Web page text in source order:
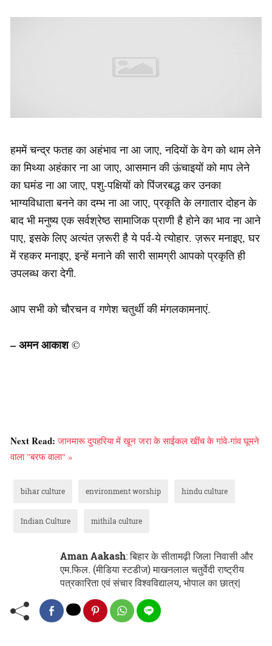
हममें चन्द्र फतह का अहंभाव ना आ जाए, नदियों के वेग को थाम लेने
का मिथ्या अहंकार ना आ जाए, आसमान की ऊंचाइयों को माप लेने
का घमंड ना आ जाए, पशु-पक्षियों को पिंजरबद्ध कर उनका
भाग्यविधाता बनने का दम्भ ना आ जाए, प्रकृति के लगातार दोहन के
बाद भी मनुष्य एक सर्वश्रेष्ठ सामाजिक प्राणी है होने का भाव ना आने
पाए, इसके लिए अत्यंत ज़रूरी है ये पर्व-ये त्योहार. ज़रूर मनाइए, घर
में रहकर मनाइए, इन्हें मनाने की सारी सामग्री आपको प्रकृति ही
उपलब्ध करा देगी.
आप सभी को चौरचन व गणेश चतुर्थी की मंगलकामनाएं.
– अमन आकाश©
Next Read:जानमारू दुपहरिया में खून जरा के साईकल खींच के गांवे-गांव घूमने
वाला "बरफ वाला" »
bihar culture environment worship hindu culture
Indian Culture mithila culture
Aman Aakash: बिहार के सीतामढ़ी जिला निवासी और
एम.फिल. (मीडिया स्टडीज) माखनलाल चतुर्वेदी राष्ट्रीय
पत्रकारिता एवं संचार विश्वविद्यालय, भोपाल का छात्र|